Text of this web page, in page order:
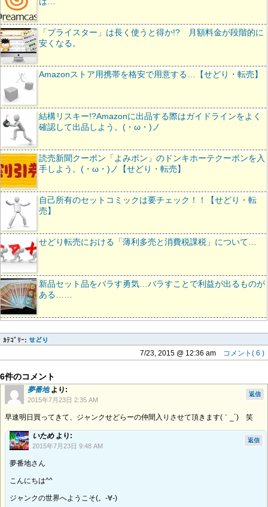
「プライスター」は長く使うと得か!? 月額料金が段階的に
安くなる。
Amazonストア用携帯を格安で用意する…【せどり・転売】
結構リスキー!?Amazonに出品する際はガイドラインをよく
確認して出品しよう。(・ω・)ノ
読売新聞クーポン「よみポン」のドンキホーテクーポンを入
手しよう。(・ω・)ノ【せどり・転売】
自己所有のセットコミックは要チェック！！【せどり・転
売】
せどり転売における「薄利多売と消費税課税」について…
新品セット品をバラす勇気…バラすことで利益が出るものが
ある……
ｶﾃｺﾞﾘｰ: せどり
7/23, 2015 @ 12:36 am コメント( 6 )
6件のコメント
夢番地 より:
2015年7月23日 2:35 AM
早速明日買ってきて、ジャンクせどらーの仲間入りさせて頂きます(｀_´)ゞ笑
返信
いため より:
2015年7月23日 9:48 AM
夢番地さん
こんにちは^^
ジャンクの世界へようこそ(。-∀-)
返信